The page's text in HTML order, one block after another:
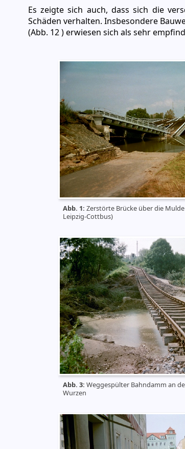
Es zeigte sich auch, dass sich die
Schäden verhalten. Insbesondere
(Abb. 12 ) erwiesen sich als sehr
Abb. 1: Zerstörte Brücke über die
Leipzig-Cottbus)
Abb. 3: Weggespülter Bahndamm an
Wurzen